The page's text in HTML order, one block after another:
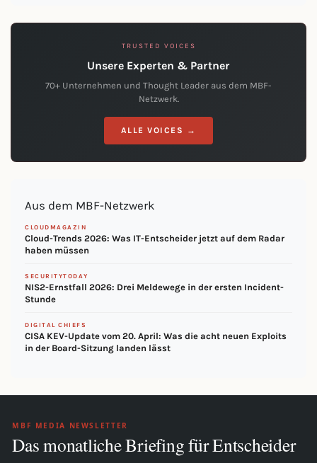
TRUSTED VOICES
Unsere Experten & Partner
70+ Unternehmen und Thought Leader aus dem MBF-
Netzwerk.
ALLE VOICES →
Aus dem MBF-Netzwerk
CLOUDMAGAZIN
Cloud-Trends 2026: Was IT-Entscheider jetzt auf dem Radar
haben müssen
SECURITYTODAY
NIS2-Ernstfall 2026: Drei Meldewege in der ersten Incident-
Stunde
DIGITAL CHIEFS
CISA KEV-Update vom 20. April: Was die acht neuen Exploits
in der Board-Sitzung landen lässt
MBF MEDIA NEWSLETTER
Das monatliche Briefing für Entscheider